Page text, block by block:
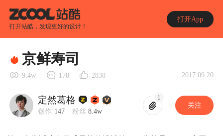
打开站酷，发现更好的设计！
打开App
京鲜寿司
9.4w 178 2838 2017.09.20
定然葛格
创作 147 粉丝 8.4w
1
关注